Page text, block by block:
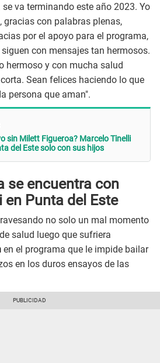
va terminando este año 2023. Yo
gracias con palabras plenas,
por el apoyo para el programa,
con mensajes tan hermosos.
hermoso y con mucha salud
Sean felices haciendo lo que
persona que aman".
sin Milett Figueroa? Marcelo Tinelli
del Este solo con sus hijos
se encuentra con
en Punta del Este
no solo un mal momento
salud luego que sufriera
en el programa que le impide bailar
en los duros ensayos de las